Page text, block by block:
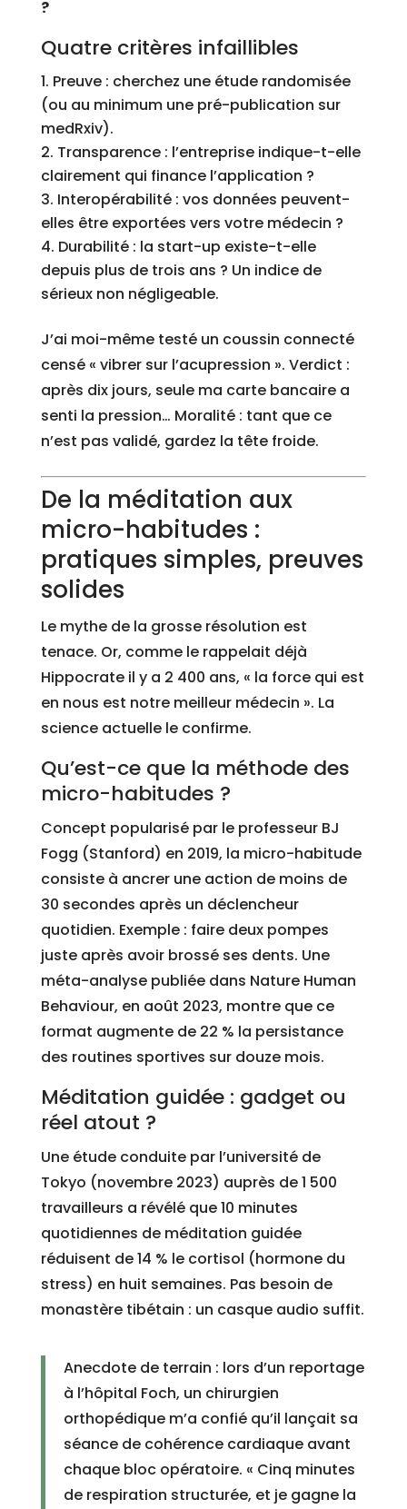
?
Quatre critères infaillibles
Preuve : cherchez une étude randomisée
(ou au minimum une pré-publication sur
medRxiv).
Transparence : l’entreprise indique-t-elle
clairement qui finance l’application ?
Interopérabilité : vos données peuvent-
elles être exportées vers votre médecin ?
Durabilité : la start-up existe-t-elle
depuis plus de trois ans ? Un indice de
sérieux non négligeable.
J’ai moi-même testé un coussin connecté
censé « vibrer sur l’acupression ». Verdict :
après dix jours, seule ma carte bancaire a
senti la pression… Moralité : tant que ce
n’est pas validé, gardez la tête froide.
De la méditation aux
micro-habitudes :
pratiques simples, preuves
solides
Le mythe de la grosse résolution est
tenace. Or, comme le rappelait déjà
Hippocrate il y a 2 400 ans, « la force qui est
en nous est notre meilleur médecin ». La
science actuelle le confirme.
Qu’est-ce que la méthode des
micro-habitudes ?
Concept popularisé par le professeur BJ
Fogg (Stanford) en 2019, la micro-habitude
consiste à ancrer une action de moins de
30 secondes après un déclencheur
quotidien. Exemple : faire deux pompes
juste après avoir brossé ses dents. Une
méta-analyse publiée dans Nature Human
Behaviour, en août 2023, montre que ce
format augmente de 22 % la persistance
des routines sportives sur douze mois.
Méditation guidée : gadget ou
réel atout ?
Une étude conduite par l’université de
Tokyo (novembre 2023) auprès de 1 500
travailleurs a révélé que 10 minutes
quotidiennes de méditation guidée
réduisent de 14 % le cortisol (hormone du
stress) en huit semaines. Pas besoin de
monastère tibétain : un casque audio suffit.
Anecdote de terrain : lors d’un reportage
à l’hôpital Foch, un chirurgien
orthopédique m’a confié qu’il lançait sa
séance de cohérence cardiaque avant
chaque bloc opératoire. « Cinq minutes
de respiration structurée, et je gagne la